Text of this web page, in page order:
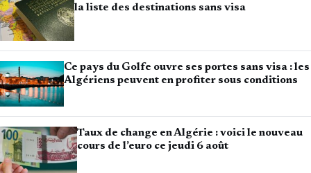
la liste des destinations sans visa
Ce pays du Golfe ouvre ses portes sans visa : les
Algériens peuvent en profiter sous conditions
Taux de change en Algérie : voici le nouveau
cours de l’euro ce jeudi 6 août